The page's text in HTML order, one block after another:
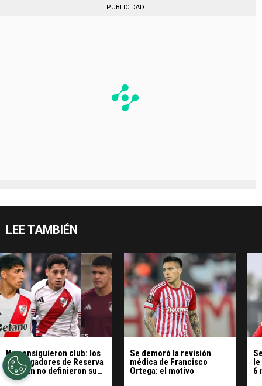
PUBLICIDAD
LEE TAMBIÉN
No consiguieron club: los
tres jugadores de Reserva
que aún no definieron su
futuro
Se demoró la revisión
médica de Francisco
Ortega: el motivo
le
6